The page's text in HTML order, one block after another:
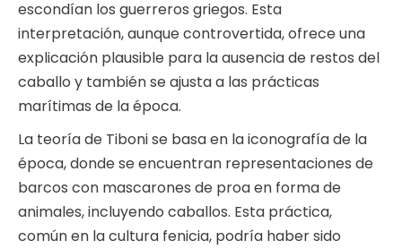
escondían los guerreros griegos. Esta
interpretación, aunque controvertida, ofrece una
explicación plausible para la ausencia de restos del
caballo y también se ajusta a las prácticas
marítimas de la época.
La teoría de Tiboni se basa en la iconografía de la
época, donde se encuentran representaciones de
barcos con mascarones de proa en forma de
animales, incluyendo caballos. Esta práctica,
común en la cultura fenicia, podría haber sido